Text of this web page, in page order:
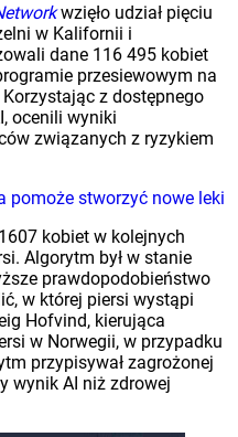
wzięło udział pięciu
w Kalifornii i
dane 116 495 kobiet
przesiewowym na
z dostępnego
ocenili wyniki
związanych z ryzykiem
pomoże stworzyć nowe leki
kobiet w kolejnych
Algorytm był w stanie
prawdopodobieństwo
w której piersi wystąpi
Hofvind, kierująca
w Norwegii, w przypadku
przypisywał zagrożonej
wynik AI niż zdrowej